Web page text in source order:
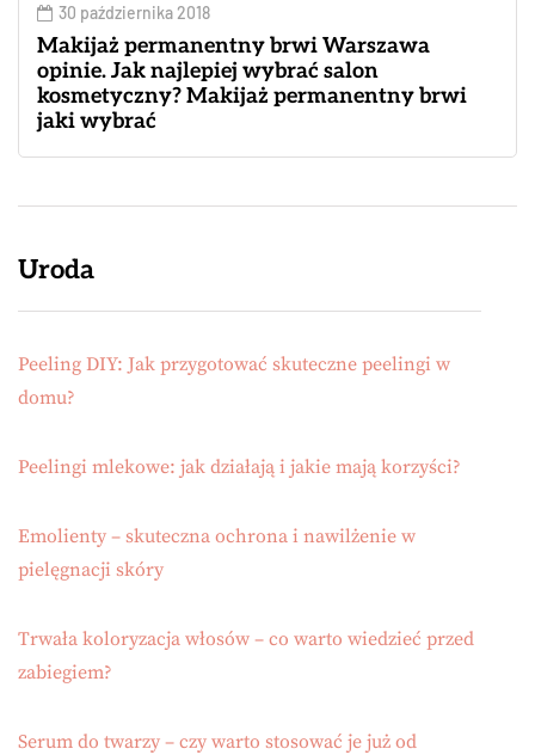
30 października 2018
Makijaż permanentny brwi Warszawa
opinie. Jak najlepiej wybrać salon
kosmetyczny? Makijaż permanentny brwi
jaki wybrać
Uroda
Peeling DIY: Jak przygotować skuteczne peelingi w
domu?
Peelingi mlekowe: jak działają i jakie mają korzyści?
Emolienty – skuteczna ochrona i nawilżenie w
pielęgnacji skóry
Trwała koloryzacja włosów – co warto wiedzieć przed
zabiegiem?
Serum do twarzy – czy warto stosować je już od